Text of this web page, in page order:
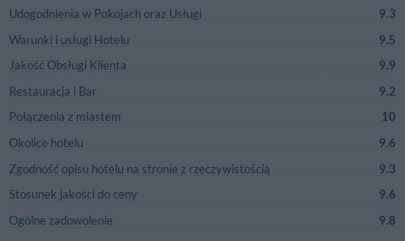
Udogodnienia w Pokojach oraz Usługi
9.3
Warunki i usługi Hotelu
9.5
Jakość Obsługi Klienta
9.9
Restauracja i Bar
9.2
Połączenia z miastem
10
Okolice hotelu
9.6
Zgodność opisu hotelu na stronie z rzeczywistością
9.3
Stosunek jakości do ceny
9.6
Ogólne zadowolenie
9.8